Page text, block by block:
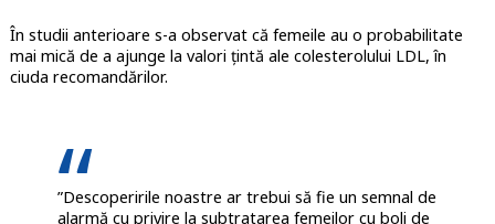
În studii anterioare s-a observat că femeile au o probabilitate
mai mică de a ajunge la valori țintă ale colesterolului LDL, în
ciuda recomandărilor.
”Descoperirile noastre ar trebui să fie un semnal de
alarmă cu privire la subtratarea femeilor cu boli de